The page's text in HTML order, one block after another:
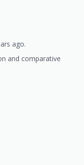
ago.
and comparative